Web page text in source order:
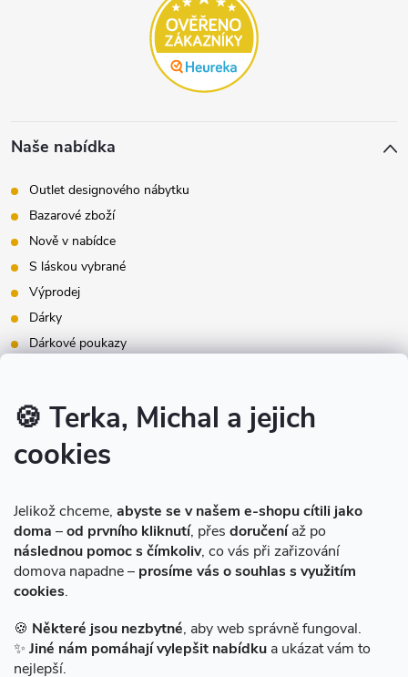
🍪 Terka, Michal a jejich
cookies
Jelikož chceme, abyste se v našem e-shopu cítili jako
doma –od prvního kliknutí, přes doručeníaž po
následnou pomoc s čímkoliv, co vás při zařizování
domova napadne – prosíme vás o souhlas s využitím
cookies.
🍪 Některé jsou nezbytné, aby web správně fungoval.
✨ Jiné nám pomáhají vylepšit nabídku a ukázat vám to
nejlepší.
Naše nabídka
Outlet designového nábytku
Bazarové zboží
Nově v nabídce
S láskou vybrané
Výprodej
Dárky
Dárkové poukazy
Instagram
Facebook